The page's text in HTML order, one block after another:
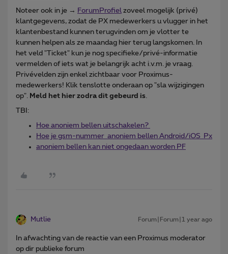
Noteer ook in je → ForumProfiel zoveel mogelijk (privé)
klantgegevens, zodat de PX medewerkers u vlugger in het
klantenbestand kunnen terugvinden om je vlotter te
kunnen helpen als ze maandag hier terug langskomen. In
het veld "Ticket" kun je nog specifieke/privé-informatie
vermelden of iets wat je belangrijk acht i.v.m. je vraag.
Privévelden zijn enkel zichtbaar voor Proximus-
medewerkers! Klik tenslotte onderaan op "sla wijzigingen
op".
Meld het hier zodra dit gebeurd is
TBI:
Hoe anoniem bellen uitschakelen?
Hoe je gsm-nummer anoniem bellen Android/iOS Px
anoniem bellen kan niet ongedaan worden PF
Mutlie Forum|Forum|1 year ago
In afwachting van de reactie van een Proximus moderator
op dir publieke forum